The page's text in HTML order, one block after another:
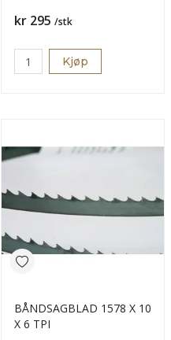
Pris
kr 295 /stk
Kjøp
BÅNDSAGBLAD 1578 X 10
X 6 TPI